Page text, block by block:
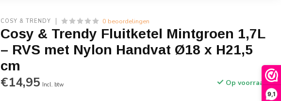
9,1
COSY & TRENDY 0 beoordelingen
Cosy & Trendy Fluitketel Mintgroen 1,7L
– RVS met Nylon Handvat Ø18 x H21,5
cm
€14,95 Incl. btw Op voorraad